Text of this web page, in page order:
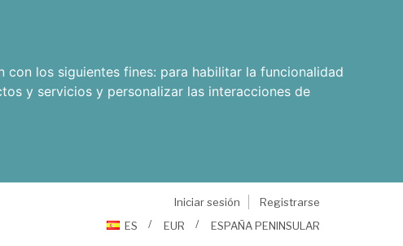
con los siguientes fines: para habilitar la funcionalidad
y servicios y personalizar las interacciones de
Iniciar sesión
Registrarse
ES
EUR ESPAÑA PENINSULAR